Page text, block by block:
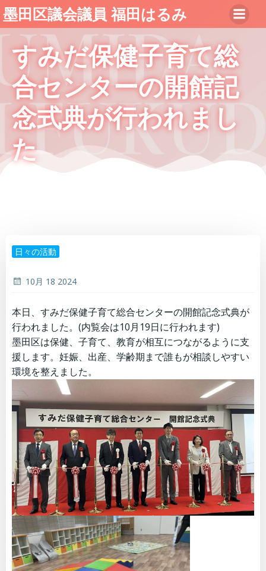
コ
ン
ン
ツ
へ
ス
キ
ッ
墨田区議会議員 福田はるみ
すみだ保健子育て総
合センターの開館記
念式典が行われまし
た
日々の活動
10月 18 2024
本日、すみだ保健子育て総合センターの開館記念式典が
行われました。(内覧会は10月19日に行われます)
墨田区は保健、子育て、教育が相互につながるように支
援します。妊娠、出産、学齢期まで誰もが相談しやすい
環境を整えました。